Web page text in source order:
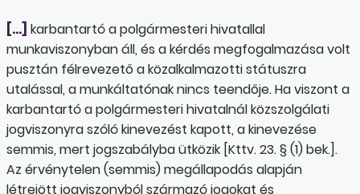
[…] karbantartó a polgármesteri hivatallal
munkaviszonyban áll, és a kérdés megfogalmazása volt
pusztán félrevezető a közalkalmazotti státuszra
utalással, a munkáltatónak nincs teendője. Ha viszont a
karbantartó a polgármesteri hivatalnál közszolgálati
jogviszonyra szóló kinevezést kapott, a kinevezése
semmis, mert jogszabályba ütközik [Kttv. 23. § (1) bek.].
Az érvénytelen (semmis) megállapodás alapján
létrejött jogviszonyból származó jogokat és